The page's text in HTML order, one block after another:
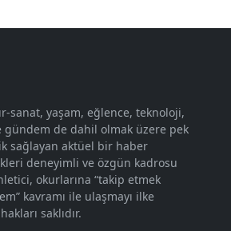
sanat, yaşam, eğlence, teknoloji,
gündem de dahil olmak üzere pek
sağlayan aktüel bir haber
deneyimli ve özgün kadrosu
okurlarına “takip etmek
kavramı ile ulaşmayı ilke
saklıdır.